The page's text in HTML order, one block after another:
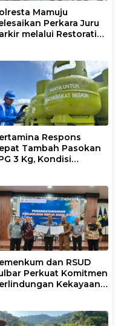
Mamuju
Perkara Juru
melalui Restorative
Respons
Tambah Pasokan
3 Kg, Kondisi
dan RSUD
Perkuat Komitmen
Kekayaan